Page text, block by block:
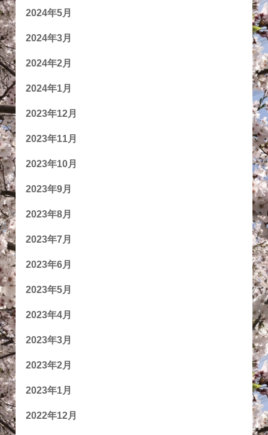
2024年5月
2024年3月
2024年2月
2024年1月
2023年12月
2023年11月
2023年10月
2023年9月
2023年8月
2023年7月
2023年6月
2023年5月
2023年4月
2023年3月
2023年2月
2023年1月
2022年12月